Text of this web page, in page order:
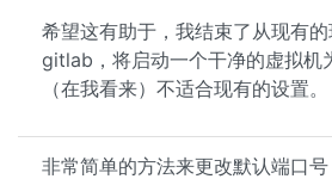
希望这有助于，我结束了从现有
gitlab，将启动一个干净的虚拟机
（在我看来）不适合现有的设置。
非常简单的方法来更改默认端口号